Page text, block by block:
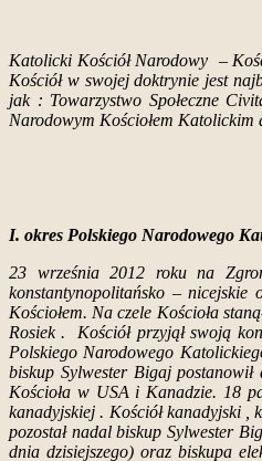
Katolicki Kościół Narodowy –
Kościół w swojej doktrynie jest
jak : Towarzystwo Społeczne
Narodowym Kościołem Katolickim
I. okres Polskiego Narodowego
23 września 2012 roku na
konstantynopolitańsko –
Kościołem. Na czele Kościoła
Rosiek . Kościół przyjął swoją
Polskiego Narodowego
biskup Sylwester Bigaj
Kościoła w USA i Kanadzie. 18
kanadyjskiej . Kościół kanadyjski ,
pozostał nadal biskup Sylwester
dnia dzisiejszego) oraz biskupa